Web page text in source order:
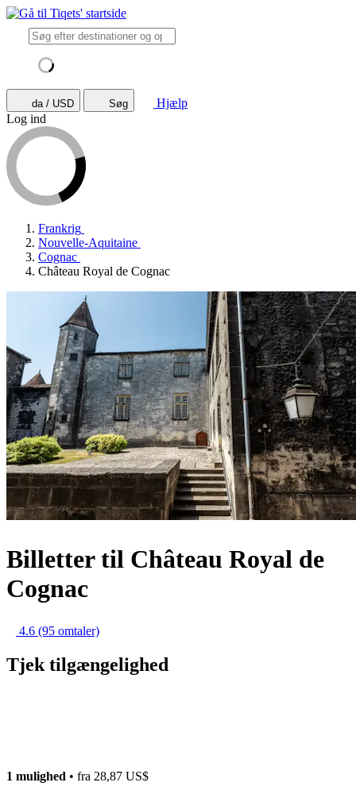
da / USD Søg
Hjælp
Log ind
Frankrig
Nouvelle-Aquitaine
Cognac
Château Royal de Cognac
Billetter til Château Royal de
Cognac
4.6 (95 omtaler)
Tjek tilgængelighed
1 mulighed • fra 28,87 US$